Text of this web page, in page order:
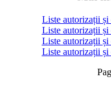
Liste autorizații și
Liste autorizații
Liste autorizații
Liste autorizații